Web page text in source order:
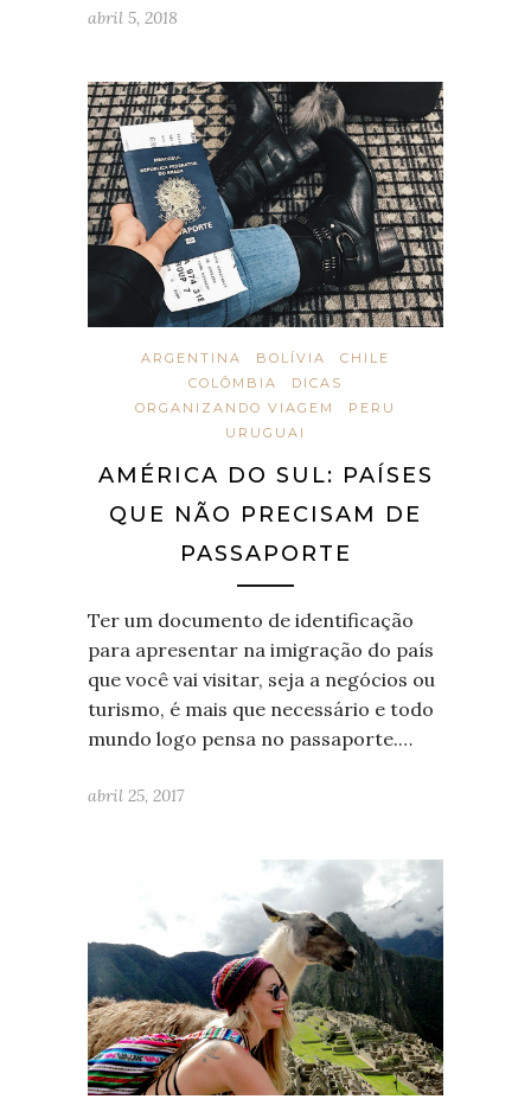
abril 5, 2018
ARGENTINA BOLÍVIA
CHILE
COLÔMBIA
DICAS
ORGANIZANDO VIAGEM
PERU
URUGUAI
AMÉRICA DO SUL: PAÍSES
QUE NÃO PRECISAM DE
PASSAPORTE
Ter um documento de identificação
para apresentar na imigração do país
que você vai visitar, seja a negócios ou
turismo, é mais que necessário e todo
mundo logo pensa no passaporte.…
abril 25, 2017